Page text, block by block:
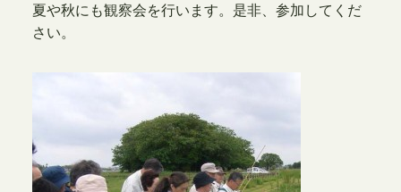
夏や秋にも観察会を行います。是非、参加してくだ
さい。